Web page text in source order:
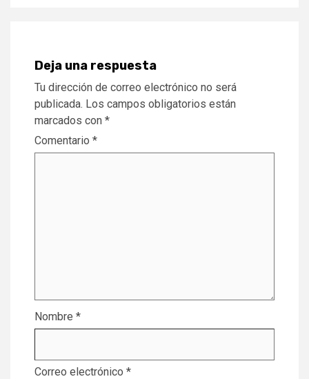
Deja una respuesta
Tu dirección de correo electrónico no será
publicada. Los campos obligatorios están
marcados con *
Comentario *
Nombre *
Correo electrónico *